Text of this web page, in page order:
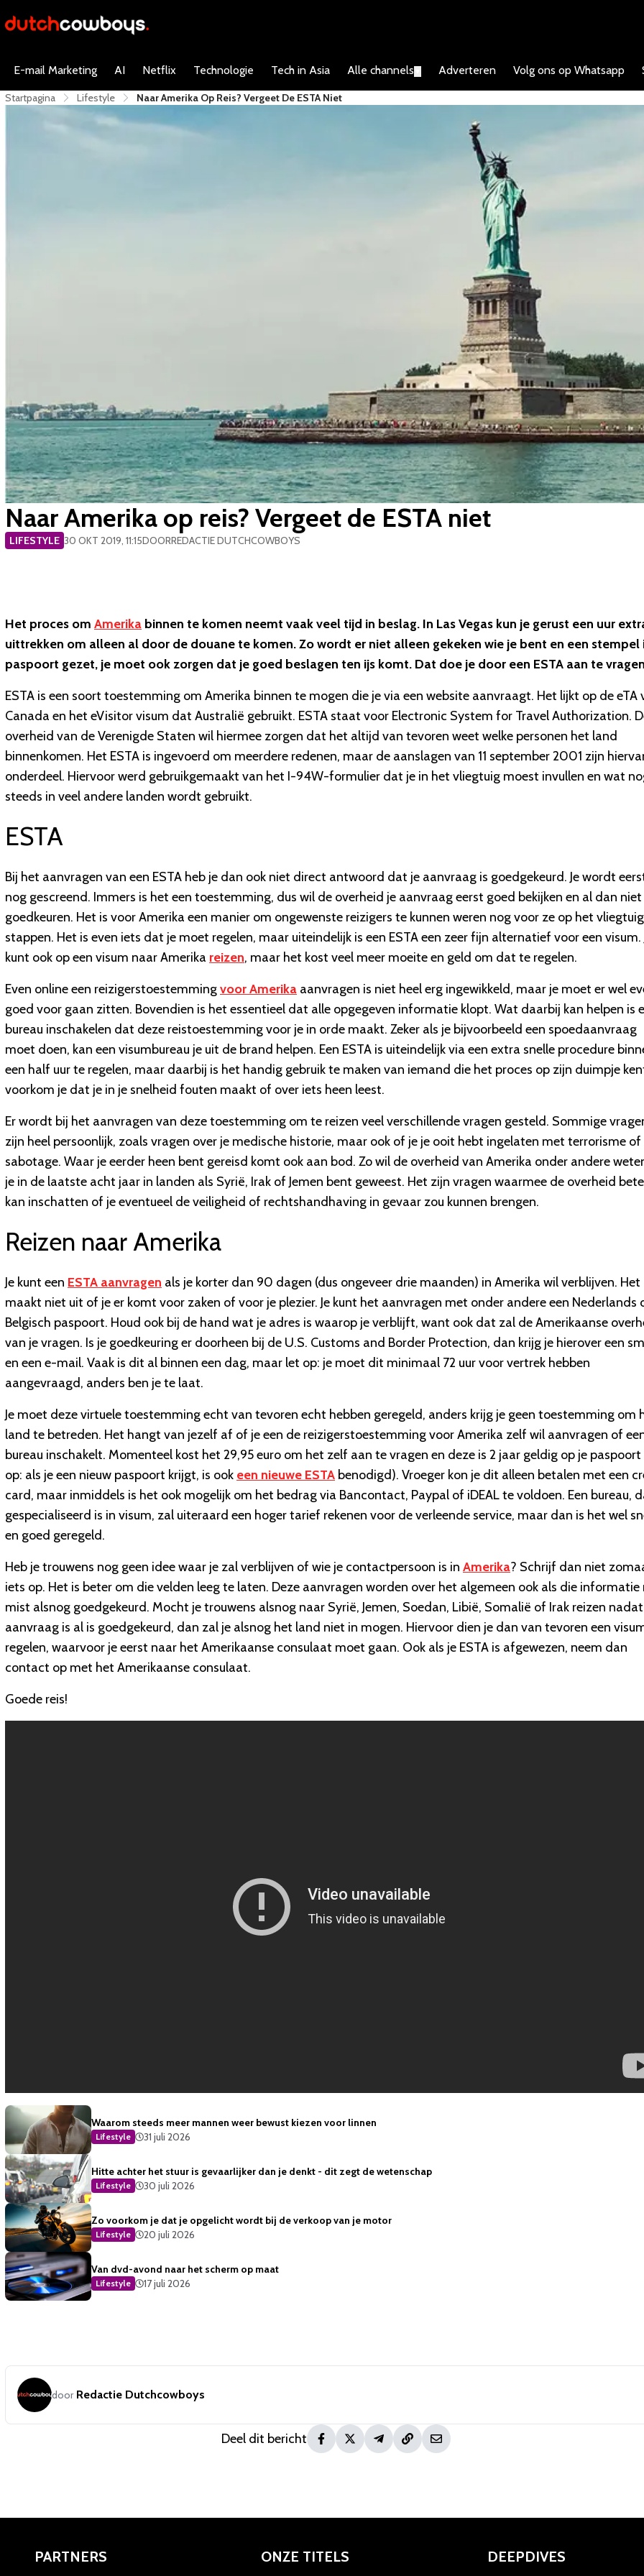
E-mail Marketing AI Netflix Technologie Tech in Asia Alle channels Adverteren Volg ons op Whatsapp
Startpagina Lifestyle ​Naar Amerika Op Reis? Vergeet De ESTA Niet
​Naar Amerika op reis? Vergeet de ESTA niet
LIFESTYLE 30 OKT 2019, 11:15DOORREDACTIE DUTCHCOWBOYS
Het proces om Amerika binnen te komen neemt vaak veel tijd in beslag. In Las Vegas kun je gerust een uur
uittrekken om alleen al door de douane te komen. Zo wordt er niet alleen gekeken wie je bent en een stempel
paspoort gezet, je moet ook zorgen dat je goed beslagen ten ijs komt. Dat doe je door een ESTA aan te
ESTA is een soort toestemming om Amerika binnen te mogen die je via een website aanvraagt. Het lijkt op de eTA
Canada en het eVisitor visum dat Australië gebruikt. ESTA staat voor Electronic System for Travel Authorization.
overheid van de Verenigde Staten wil hiermee zorgen dat het altijd van tevoren weet welke personen het land
binnenkomen. Het ESTA is ingevoerd om meerdere redenen, maar de aanslagen van 11 september 2001 zijn
onderdeel. Hiervoor werd gebruikgemaakt van het I-94W-formulier dat je in het vliegtuig moest invullen en wat
steeds in veel andere landen wordt gebruikt.
ESTA
Bij het aanvragen van een ESTA heb je dan ook niet direct antwoord dat je aanvraag is goedgekeurd. Je wordt
nog gescreend. Immers is het een toestemming, dus wil de overheid je aanvraag eerst goed bekijken en al dan niet
goedkeuren. Het is voor Amerika een manier om ongewenste reizigers te kunnen weren nog voor ze op het vliegtuig
stappen. Het is even iets dat je moet regelen, maar uiteindelijk is een ESTA een zeer fijn alternatief voor een visum.
kunt ook op een visum naar Amerika reizen, maar het kost veel meer moeite en geld om dat te regelen.
Even online een reizigerstoestemmingvoor Amerika aanvragen is niet heel erg ingewikkeld, maar je moet er wel
goed voor gaan zitten. Bovendien is het essentieel dat alle opgegeven informatie klopt. Wat daarbij kan helpen is
bureau inschakelen dat deze reistoestemming voor je in orde maakt. Zeker als je bijvoorbeeld een spoedaanvraag
moet doen, kan een visumbureau je uit de brand helpen. Een ESTA is uiteindelijk via een extra snelle procedure
een half uur te regelen, maar daarbij is het handig gebruik te maken van iemand die het proces op zijn duimpje
voorkom je dat je in je snelheid fouten maakt of over iets heen leest.
Er wordt bij het aanvragen van deze toestemming om te reizen veel verschillende vragen gesteld. Sommige
zijn heel persoonlijk, zoals vragen over je medische historie, maar ook of je je ooit hebt ingelaten met terrorisme of
sabotage. Waar je eerder heen bent gereisd komt ook aan bod. Zo wil de overheid van Amerika onder andere
je in de laatste acht jaar in landen als Syrië, Irak of Jemen bent geweest. Het zijn vragen waarmee de overheid
kan inschatten of je eventueel de veiligheid of rechtshandhaving in gevaar zou kunnen brengen.
Reizen naar Amerika
Je kunt een ESTA aanvragen als je korter dan 90 dagen (dus ongeveer drie maanden) in Amerika wil verblijven. Het
maakt niet uit of je er komt voor zaken of voor je plezier. Je kunt het aanvragen met onder andere een Nederlands
Belgisch paspoort. Houd ook bij de hand wat je adres is waarop je verblijft, want ook dat zal de Amerikaanse
van je vragen. Is je goedkeuring er doorheen bij de U.S. Customs and Border Protection, dan krijg je hierover een
en een e-mail. Vaak is dit al binnen een dag, maar let op: je moet dit minimaal 72 uur voor vertrek hebben
aangevraagd, anders ben je te laat.
Je moet deze virtuele toestemming echt van tevoren echt hebben geregeld, anders krijg je geen toestemming om
land te betreden. Het hangt van jezelf af of je een de reizigerstoestemming voor Amerika zelf wil aanvragen of
bureau inschakelt. Momenteel kost het 29,95 euro om het zelf aan te vragen en deze is 2 jaar geldig op je
op: als je een nieuw paspoort krijgt, is ook een nieuwe ESTA benodigd). Vroeger kon je dit alleen betalen met een
card, maar inmiddels is het ook mogelijk om het bedrag via Bancontact, Paypal of iDEAL te voldoen. Een bureau,
gespecialiseerd is in visum, zal uiteraard een hoger tarief rekenen voor de verleende service, maar dan is het wel
en goed geregeld.
Heb je trouwens nog geen idee waar je zal verblijven of wie je contactpersoon is in Amerika? Schrijf dan niet
iets op. Het is beter om die velden leeg te laten. Deze aanvragen worden over het algemeen ook als die informatie
mist alsnog goedgekeurd. Mocht je trouwens alsnog naar Syrië, Jemen, Soedan, Libië, Somalië of Irak reizen
aanvraag is al is goedgekeurd, dan zal je alsnog het land niet in mogen. Hiervoor dien je dan van tevoren een
regelen, waarvoor je eerst naar het Amerikaanse consulaat moet gaan. Ook als je ESTA is afgewezen, neem dan
contact op met het Amerikaanse consulaat.
Goede reis!
Waarom steeds meer mannen weer bewust kiezen voor linnen
Lifestyle 31 juli 2026
Hitte achter het stuur is gevaarlijker dan je denkt - dit zegt de wetenschap
Lifestyle 30 juli 2026
Zo voorkom je dat je opgelicht wordt bij de verkoop van je motor
Lifestyle 20 juli 2026
Van dvd-avond naar het scherm op maat
Lifestyle 17 juli 2026
door Redactie Dutchcowboys
Deel dit bericht
PARTNERS ONZE TITELS DEEPDIVES